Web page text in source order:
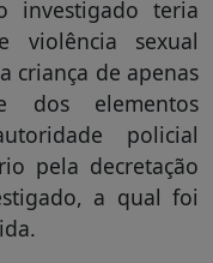
investigado teria
violência sexual
criança de apenas
elementos
policial
pela decretação
a qual foi